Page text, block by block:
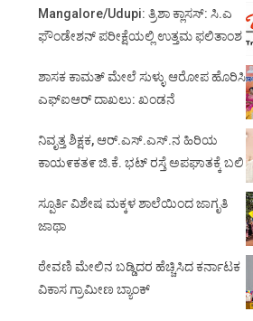
Mangalore/Udupi: ತ್ರಿಶಾ ಕ್ಲಾಸಸ್: ಸಿ.ಎ
ಫೌಂಡೇಶನ್ ಪರೀಕ್ಷೆಯಲ್ಲಿ ಉತ್ತಮ ಫಲಿತಾಂಶ
ಶಾಸಕ ಕಾಮತ್ ಮೇಲೆ ಸುಳ್ಳು ಆರೋಪ ಹೊರಿಸಿ
ಎಫ್‌ಐಆರ್ ದಾಖಲು: ಖಂಡನೆ
ನಿವೃತ್ತ ಶಿಕ್ಷಕ, ಆರ್.ಎಸ್.ಎಸ್.ನ ಹಿರಿಯ
ಕಾಯ೯ಕತ೯ ಜಿ.ಕೆ. ಭಟ್ ರಸ್ತೆ ಅಪಘಾತಕ್ಕೆ ಬಲಿ
ಸ್ಪೂರ್ತಿ ವಿಶೇಷ ಮಕ್ಕಳ ಶಾಲೆಯಿಂದ ಜಾಗೃತಿ
ಜಾಥಾ
ಠೇವಣಿ ಮೇಲಿನ ಬಡ್ಡಿದರ ಹೆಚ್ಚಿಸಿದ ಕರ್ನಾಟಕ
ವಿಕಾಸ ಗ್ರಾಮೀಣ ಬ್ಯಾಂಕ್